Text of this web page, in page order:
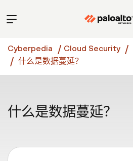
Cyberpedia Cloud Security
什么是数据蔓延？
什么是数据蔓延？